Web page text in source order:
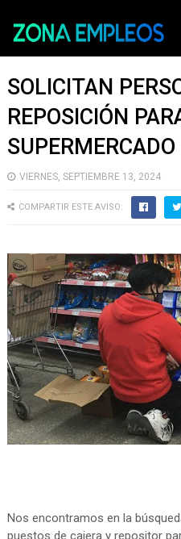
SOLICITAN
REPOSICIÓN
SUPERMERCADO
VIERNES, SEPTIEMBRE 13, 2024
COMPARTIR ESTE AVISO:
Nos encontramos en la
puestos de cajera y repositor